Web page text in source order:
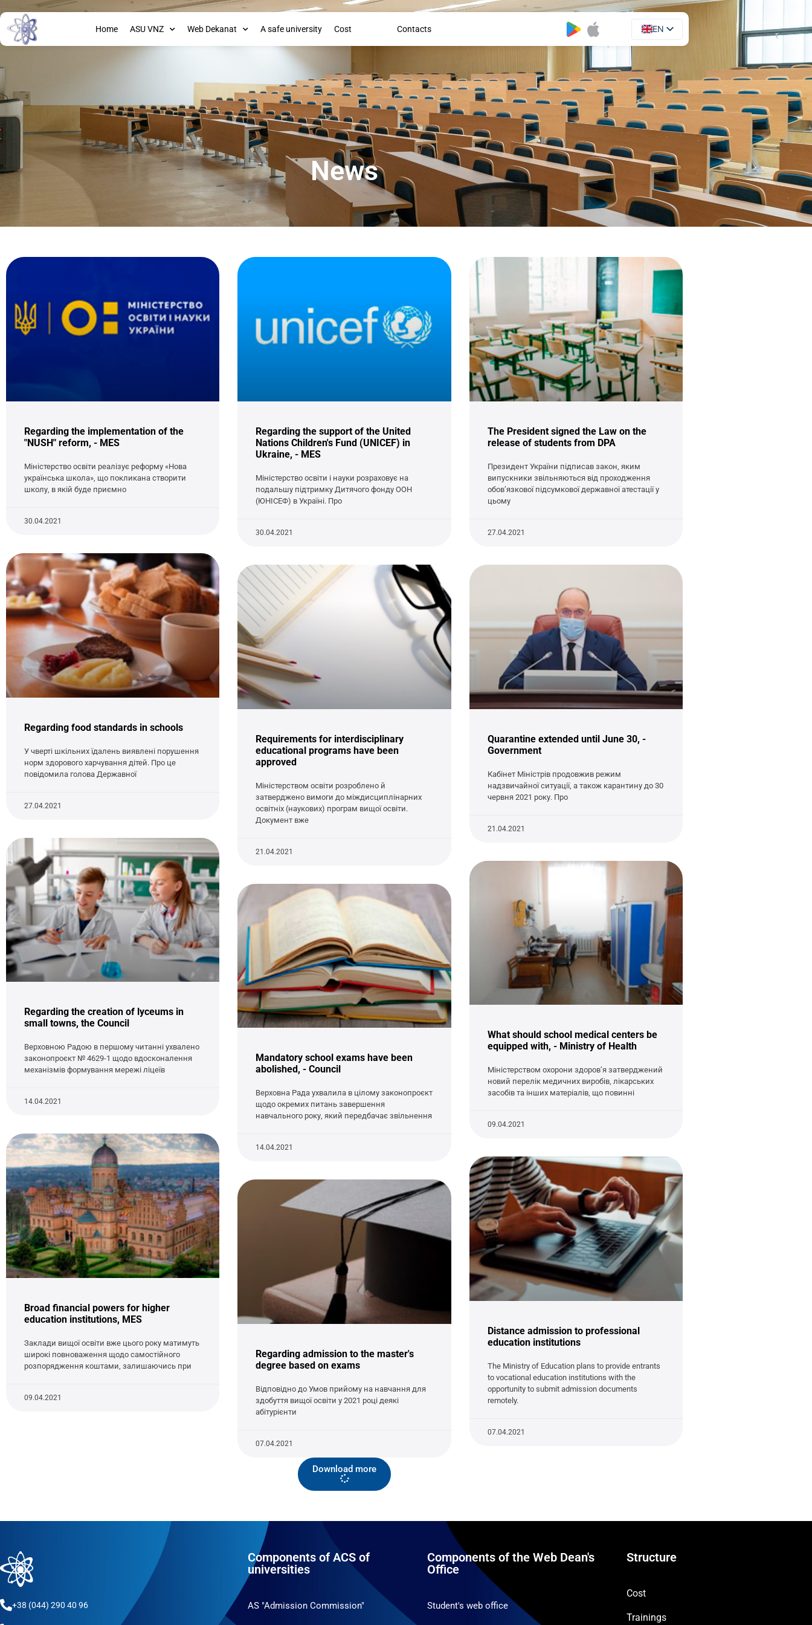
Home ASU VNZ Web Dekanat A safe university Cost Contacts
EN
UA
News
Regarding the implementation of the
"NUSH" reform, - MES
Міністерство освіти реалізує реформу «Нова
українська школа», що покликана створити
школу, в якій буде приємно
30.04.2021
Regarding the support of the United
Nations Children's Fund (UNICEF) in
Ukraine, - MES
Міністерство освіти і науки розраховує на
подальшу підтримку Дитячого фонду ООН
(ЮНІСЕФ) в Україні. Про
30.04.2021
The President signed the Law on the
release of students from DPA
Президент України підписав закон, яким
випускники звільняються від проходження
обов’язкової підсумкової державної атестації у
цьому
27.04.2021
Regarding food standards in schools
У чверті шкільних їдалень виявлені порушення
норм здорового харчування дітей. Про це
повідомила голова Державної
27.04.2021
Requirements for interdisciplinary
educational programs have been
approved
Міністерством освіти розроблено й
затверджено вимоги до міждисциплінарних
освітніх (наукових) програм вищої освіти.
Документ вже
21.04.2021
Quarantine extended until June 30, -
Government
Кабінет Міністрів продовжив режим
надзвичайної ситуації, а також карантину до 30
червня 2021 року. Про
21.04.2021
Regarding the creation of lyceums in
small towns, the Council
Верховною Радою в першому читанні ухвалено
законопроєкт № 4629-1 щодо вдосконалення
механізмів формування мережі ліцеїв
14.04.2021
Mandatory school exams have been
abolished, - Council
Верховна Рада ухвалила в цілому законопроєкт
щодо окремих питань завершення
навчального року, який передбачає звільнення
14.04.2021
What should school medical centers be
equipped with, - Ministry of Health
Міністерством охорони здоров’я затверджений
новий перелік медичних виробів, лікарських
засобів та інших матеріалів, що повинні
09.04.2021
Broad financial powers for higher
education institutions, MES
Заклади вищої освіти вже цього року матимуть
широкі повноваження щодо самостійного
розпорядження коштами, залишаючись при
09.04.2021
Regarding admission to the master's
degree based on exams
Відповідно до Умов прийому на навчання для
здобуття вищої освіти у 2021 році деякі
абітурієнти
07.04.2021
Distance admission to professional
education institutions
The Ministry of Education plans to provide entrants
to vocational education institutions with the
opportunity to submit admission documents
remotely.
07.04.2021
Download more
+38 (044) 290 40 96
Components of ACS of
universities
AS "Admission Commission"
Components of the Web Dean's
Office
Student's web office
Structure
Cost
Trainings